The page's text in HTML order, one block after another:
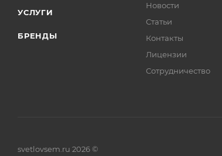
УСЛУГИ
БРЕНДЫ
Новости
Статьи
Контакты
Лицензии
Сотрудничество
svetlovsem.ru 2026 ©